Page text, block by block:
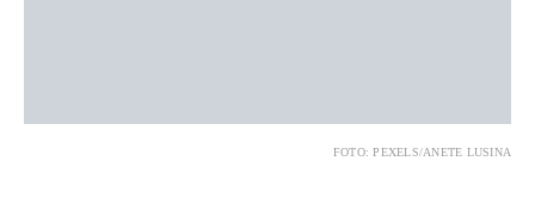
FOTO: PEXELS/ANETE LUSINA